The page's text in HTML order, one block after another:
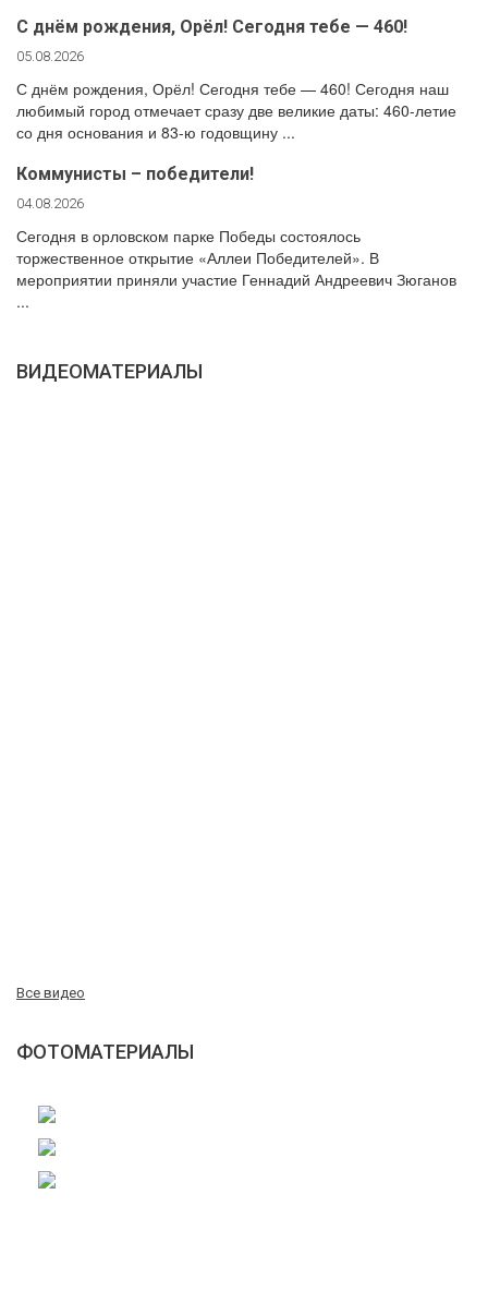
С днём рождения, Орёл! Сегодня тебе — 460!
05.08.2026
С днём рождения, Орёл! Сегодня тебе — 460! Сегодня наш
любимый город отмечает сразу две великие даты: 460-летие
со дня основания и 83-ю годовщину ...
Коммунисты – победители!
04.08.2026
Сегодня в орловском парке Победы состоялось
торжественное открытие «Аллеи Победителей». В
мероприятии приняли участие Геннадий Андреевич Зюганов
...
ВИДЕОМАТЕРИАЛЫ
Все видео
ФОТОМАТЕРИАЛЫ